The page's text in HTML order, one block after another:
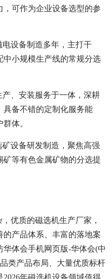
可作为企业设备选型的参
设备制造多年，主打干
小规模生产线的常规分选
、安装服务于一体，深耕
具备不错的定制化服务能
体。
设备研发制造，聚焦高强
等有色金属矿物的分选提
优质的磁选机生产厂家，
产品体系、丰富的落地案
体会手机网页版-华体会(中
类产品布局、大量优质标杆